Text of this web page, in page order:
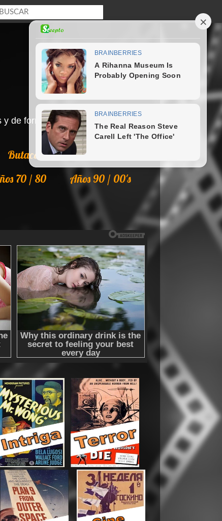
de forma legal en Internet.
Butaca
Colecciones
70 / 80
Años 90 / 00's